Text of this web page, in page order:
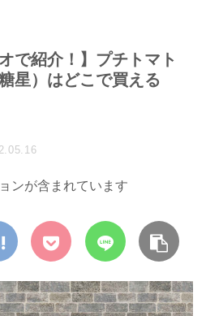
で紹介！】プチトマト
星）はどこで買える
ンが含まれています